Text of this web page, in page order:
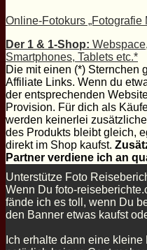
Online-Fotokurs „Fotografie
Der 1 & 1-Shop:
Smartphones, Tablets etc.*
Die mit einen (*) Sternchen
Affiliate Links. Wenn du
der entsprechenden
Provision. Für dich als
werden keinerlei
des Produkts bleibt gleich,
direkt im Shop kaufst.
Partner verdiene ich an
Unterstütze Foto
Wenn Du foto-
fände ich es toll, wenn Du
den Banner etwas kaufst
Ich erhalte dann eine